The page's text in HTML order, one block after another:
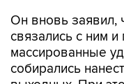
Он вновь заявил,
связались с ним
массированные
собирались